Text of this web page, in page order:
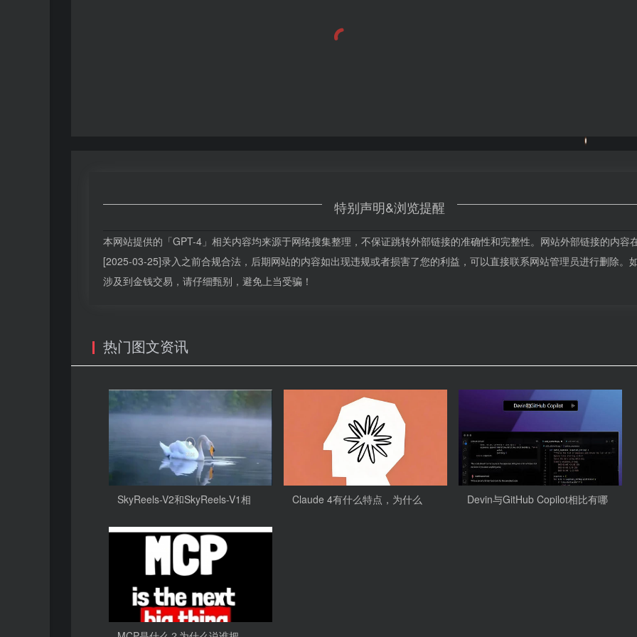
特别声明&浏览提醒
本网站提供的「GPT-4」相关内容均来源于网络搜集整理，不保证跳转外部链接的准确性和完整性。网站外部链接的内容
[2025-03-25]录入之前合规合法，后期网站的内容如出现违规或者损害了您的利益，可以直接联系网站管理员进行删除。
涉及到金钱交易，请仔细甄别，避免上当受骗！
热门图文资讯
SkyReels-V2和SkyReels-V1相
Claude 4有什么特点，为什么 Devin与GitHub Copilot相比有哪